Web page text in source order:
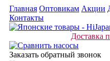
Главная Оптовикам Акции
Контакты
Доставка
Заказать обратный звонок